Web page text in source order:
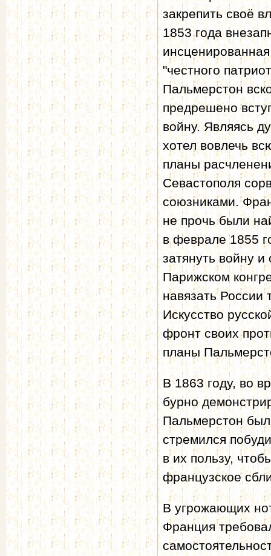
закрепить своё
1853 года
"честного
Пальмерстон
предрешено
войну. Являясь
хотел вовлечь
планы
Севастополя
союзниками.
не прочь были
в феврале 1855
затянуть войну
Парижском
навязать России
Искусство
фронт своих
планы
В 1863 году, во
бурно
Пальмерстон
стремился
в их пользу,
французское
В угрожающих
Франция